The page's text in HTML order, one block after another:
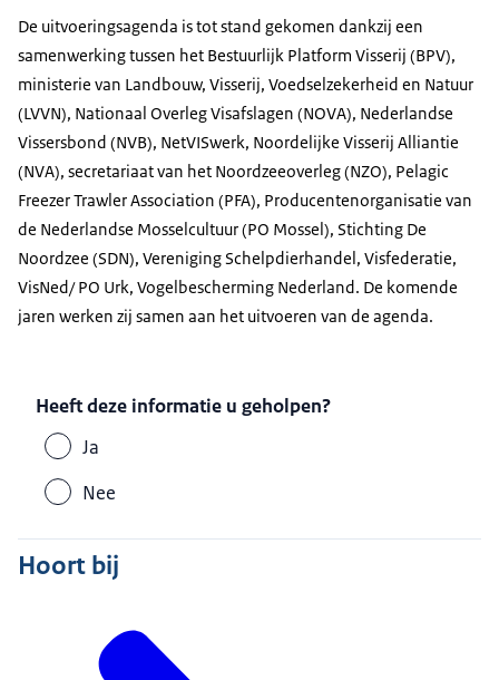
De uitvoeringsagenda is tot stand gekomen dankzij een
samenwerking tussen het Bestuurlijk Platform Visserij (BPV),
ministerie van Landbouw, Visserij, Voedselzekerheid en Natuur
(LVVN), Nationaal Overleg Visafslagen (NOVA), Nederlandse
Vissersbond (NVB), NetVISwerk, Noordelijke Visserij Alliantie
(NVA), secretariaat van het Noordzeeoverleg (NZO), Pelagic
Freezer Trawler Association (PFA), Producentenorganisatie van
de Nederlandse Mosselcultuur (PO Mossel), Stichting De
Noordzee (SDN), Vereniging Schelpdierhandel, Visfederatie,
VisNed/ PO Urk, Vogelbescherming Nederland. De komende
jaren werken zij samen aan het uitvoeren van de agenda.
Heeft deze informatie u geholpen?
Ja
Nee
Hoort bij